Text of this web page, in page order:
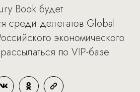
Book будет
среди делегатов Global
экономического
по VIP-базе